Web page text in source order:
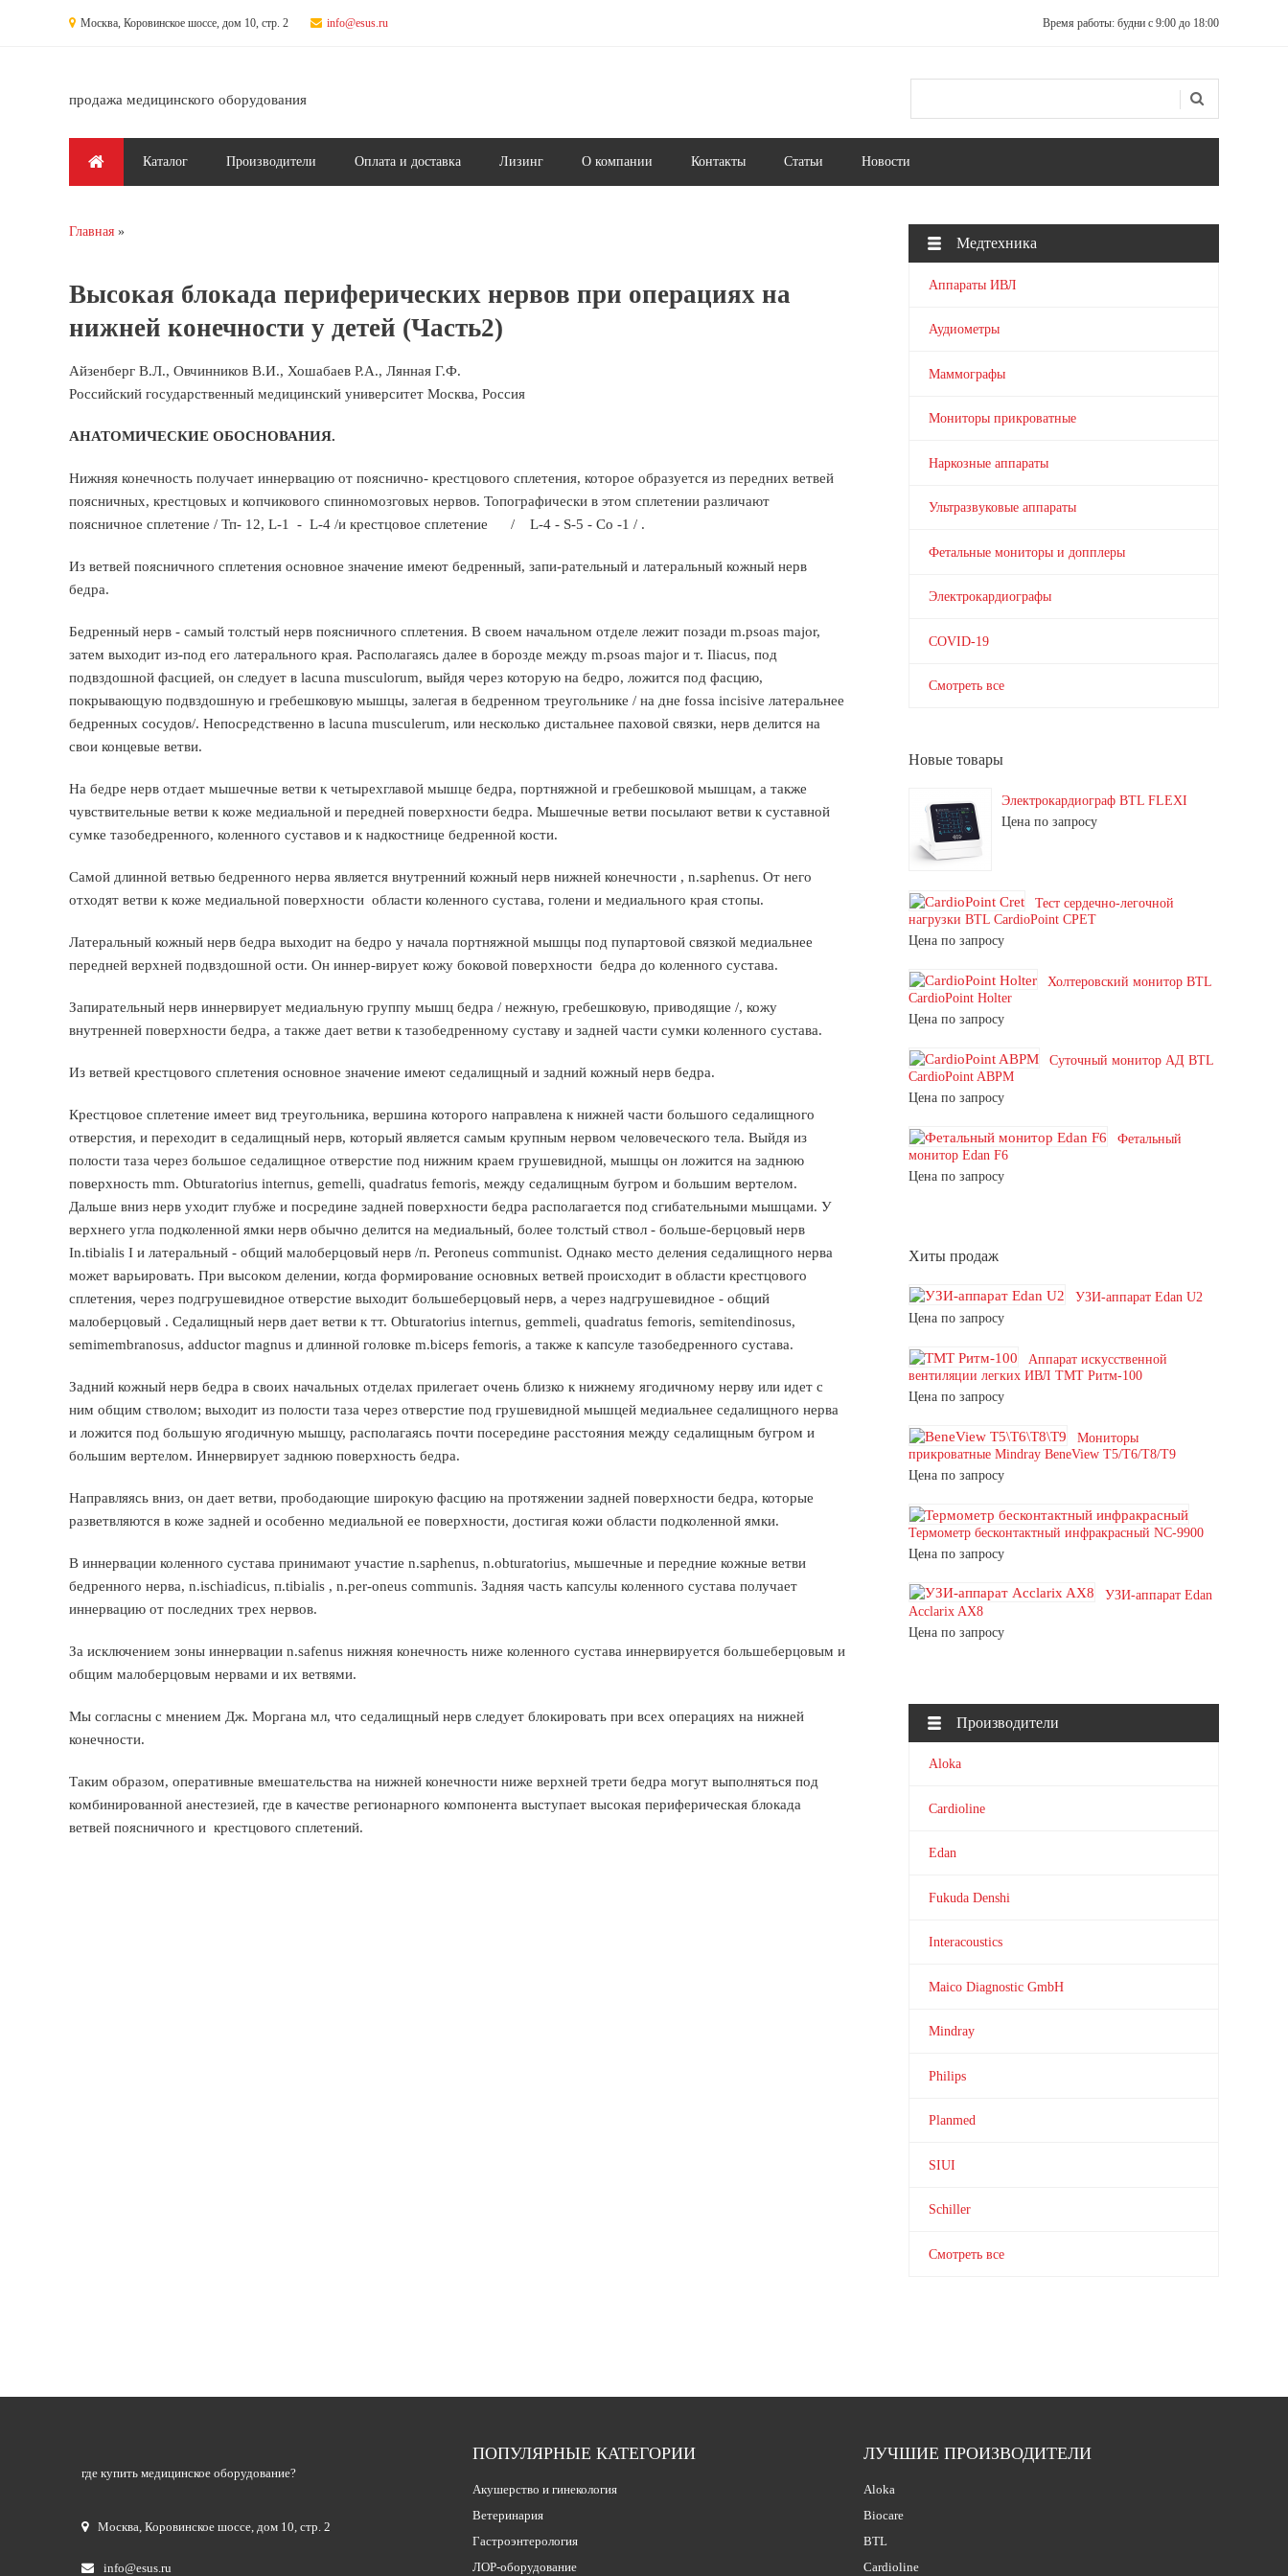
Москва, Коровинское шоссе, дом 10, стр. 2 info@esus.ru Время работы: будни с 9:00 до 18:00
продажа медицинского оборудования
Главное менюКаталог Производители Оплата и доставка Лизинг О компании Контакты Статьи Новости
Вы здесь
Главная
Высокая блокада периферических нервов при операциях на
нижней конечности у детей (Часть2)
Айзенберг В.Л., Овчинников В.И., Хошабаев Р.А., Лянная Г.Ф.
Российский государственный медицинский университет Москва, Россия
АНАТОМИЧЕСКИЕ ОБОСНОВАНИЯ.
Нижняя конечность получает иннервацию от пояснично- крестцового сплетения, которое образуется из передних ветвей
поясничных, крестцовых и копчикового спинномозговых нервов. Топографически в этом сплетении различают
поясничное сплетение / Тп- 12, L-1 - L-4 /и крестцовое сплетение / L-4 - S-5 - Со -1 / .
Из ветвей поясничного сплетения основное значение имеют бедренный, запи-рательный и латеральный кожный нерв
бедра.
Бедренный нерв - самый толстый нерв поясничного сплетения. В своем начальном отделе лежит позади m.psoas major,
затем выходит из-под его латерального края. Располагаясь далее в борозде между m.psoas major и т. Iliacus, под
подвздошной фасцией, он следует в lacuna musculorum, выйдя через которую на бедро, ложится под фасцию,
покрывающую подвздошную и гребешковую мышцы, залегая в бедренном треугольнике / на дне fossa incisive латеральнее
бедренных сосудов/. Непосредственно в lacuna musculerum, или несколько дистальнее паховой связки, нерв делится на
свои концевые ветви.
На бедре нерв отдает мышечные ветви к четырехглавой мышце бедра, портняжной и гребешковой мышцам, а также
чувствительные ветви к коже медиальной и передней поверхности бедра. Мышечные ветви посылают ветви к суставной
сумке тазобедренного, коленного суставов и к надкостнице бедренной кости.
Самой длинной ветвью бедренного нерва является внутренний кожный нерв нижней конечности , n.saphenus. От него
отходят ветви к коже медиальной поверхности области коленного сустава, голени и медиального края стопы.
Латеральный кожный нерв бедра выходит на бедро у начала портняжной мышцы под пупартовой связкой медиальнее
передней верхней подвздошной ости. Он иннер-вирует кожу боковой поверхности бедра до коленного сустава.
Запирательный нерв иннервирует медиальную группу мышц бедра / нежную, гребешковую, приводящие /, кожу
внутренней поверхности бедра, а также дает ветви к тазобедренному суставу и задней части сумки коленного сустава.
Из ветвей крестцового сплетения основное значение имеют седалищный и задний кожный нерв бедра.
Крестцовое сплетение имеет вид треугольника, вершина которого направлена к нижней части большого седалищного
отверстия, и переходит в седалищный нерв, который является самым крупным нервом человеческого тела. Выйдя из
полости таза через большое седалищное отверстие под нижним краем грушевидной, мышцы он ложится на заднюю
поверхность mm. Obturatorius internus, gemelli, quadratus femoris, между седалищным бугром и большим вертелом.
Дальше вниз нерв уходит глубже и посредине задней поверхности бедра располагается под сгибательными мышцами. У
верхнего угла подколенной ямки нерв обычно делится на медиальный, более толстый ствол - больше-берцовый нерв
In.tibialis I и латеральный - общий малоберцовый нерв /п. Peroneus communist. Однако место деления седалищного нерва
может варьировать. При высоком делении, когда формирование основных ветвей происходит в области крестцового
сплетения, через подгрушевидное отверстие выходит большеберцовый нерв, а через надгрушевидное - общий
малоберцовый . Седалищный нерв дает ветви к тт. Obturatorius internus, gemmeli, quadratus femoris, semitendinosus,
semimembranosus, adductor magnus и длинной головке m.biceps femoris, а также к капсуле тазобедренного сустава.
Задний кожный нерв бедра в своих начальных отделах прилегает очень близко к нижнему ягодичному нерву или идет с
ним общим стволом; выходит из полости таза через отверстие под грушевидной мышцей медиальнее седалищного нерва
и ложится под большую ягодичную мышцу, располагаясь почти посередине расстояния между седалищным бугром и
большим вертелом. Иннервирует заднюю поверхность бедра.
Направляясь вниз, он дает ветви, прободающие широкую фасцию на протяжении задней поверхности бедра, которые
разветвляются в коже задней и особенно медиальной ее поверхности, достигая кожи области подколенной ямки.
В иннервации коленного сустава принимают участие n.saphenus, n.obturatorius, мышечные и передние кожные ветви
бедренного нерва, n.ischiadicus, п.tibialis , n.per-oneus communis. Задняя часть капсулы коленного сустава получает
иннервацию от последних трех нервов.
За исключением зоны иннервации n.safenus нижняя конечность ниже коленного сустава иннервируется большеберцовым и
общим малоберцовым нервами и их ветвями.
Мы согласны с мнением Дж. Моргана мл, что седалищный нерв следует блокировать при всех операциях на нижней
конечности.
Таким образом, оперативные вмешательства на нижней конечности ниже верхней трети бедра могут выполняться под
комбинированной анестезией, где в качестве регионарного компонента выступает высокая периферическая блокада
ветвей поясничного и крестцового сплетений.
Медтехника
Аппараты ИВЛ
Аудиометры
Маммографы
Мониторы прикроватные
Наркозные аппараты
Ультразвуковые аппараты
Фетальные мониторы и допплеры
Электрокардиографы
COVID-19
Смотреть все
Новые товары
Электрокардиограф BTL FLEXI
Цена по запросу
Тест сердечно-легочной
нагрузки BTL CardioPoint CPET
Цена по запросу
Холтеровский монитор BTL
CardioPoint Holter
Цена по запросу
Суточный монитор АД BTL
CardioPoint ABPM
Цена по запросу
Фетальный
монитор Edan F6
Цена по запросу
Хиты продаж
УЗИ-аппарат Edan U2
Цена по запросу
Аппарат искусственной
вентиляции легких ИВЛ ТМТ Ритм-100
Цена по запросу
Мониторы
прикроватные Mindray BeneView T5/T6/T8/T9
Цена по запросу
Термометр бесконтактный инфракрасный NC-9900
Цена по запросу
УЗИ-аппарат Edan
Acclarix AX8
Цена по запросу
Производители
Aloka
Cardioline
Edan
Fukuda Denshi
Interacoustics
Maico Diagnostic GmbH
Mindray
Philips
Planmed
SIUI
Schiller
Смотреть все
где купить медицинское оборудование?
Москва Коровинское шоссе, дом 10, стр. 2
info@esus.ru
ПОПУЛЯРНЫЕ КАТЕГОРИИ
Акушерство и гинекология
Ветеринария
Гастроэнтерология
ЛОР-оборудование
ЛУЧШИЕ ПРОИЗВОДИТЕЛИ
Aloka
Biocare
BTL
Cardioline